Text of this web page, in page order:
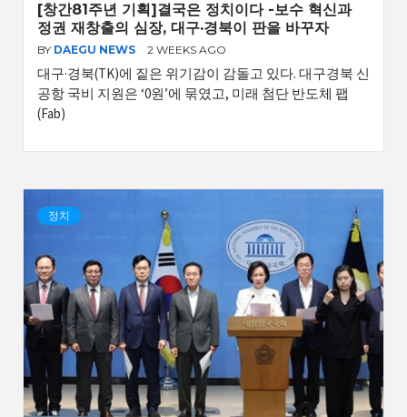
[창간81주년 기획]결국은 정치이다 -보수 혁신과
정권 재창출의 심장, 대구·경북이 판을 바꾸자
BY DAEGU NEWS 2 WEEKS AGO
대구·경북(TK)에 짙은 위기감이 감돌고 있다. 대구경북 신
공항 국비 지원은 ‘0원’에 묶였고, 미래 첨단 반도체 팹
(Fab)
정치